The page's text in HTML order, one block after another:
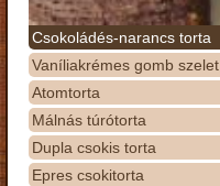
Csokoládés-narancs torta
Vaníliakrémes gomb szelet
Atomtorta
Málnás túrótorta
Dupla csokis torta
Epres csokitorta